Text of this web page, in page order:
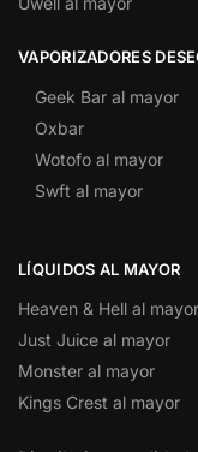
VAPORIZADORES
Geek Bar al mayor
Oxbar
Wotofo al mayor
Swft al mayor
LÍQUIDOS AL MAYOR
Heaven & Hell al mayor
Just Juice al mayor
Monster al mayor
Kings Crest al mayor